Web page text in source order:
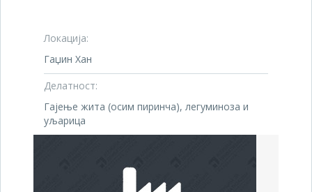
Локација:
Гаџин Хан
Делатност:
Гајење жита (осим пиринча), легуминоза и
уљарица